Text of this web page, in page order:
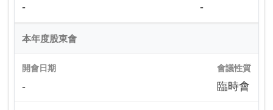
- -
本年度股東會
開會日期
-
會議性質
臨時會